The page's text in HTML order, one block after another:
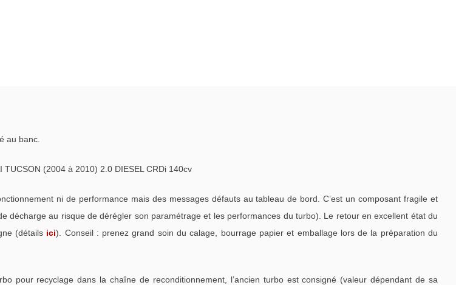
au banc.
(2004 à 2010) 2.0 DIESEL CRDi 140cv
ni de performance mais des messages défauts au tableau de bord. C’est un composant fragile et
au risque de dérégler son paramétrage et les performances du turbo). Le retour en excellent état du
(détails ici). Conseil : prenez grand soin du calage, bourrage papier et emballage lors de la préparation du
pour recyclage dans la chaîne de reconditionnement, l’ancien turbo est consigné (valeur dépendant de sa